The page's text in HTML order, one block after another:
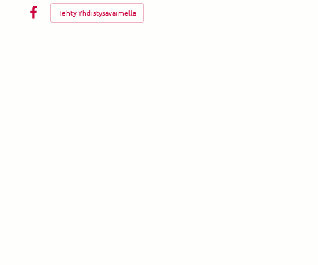
Facebook
Tehty Yhdistysavaimella